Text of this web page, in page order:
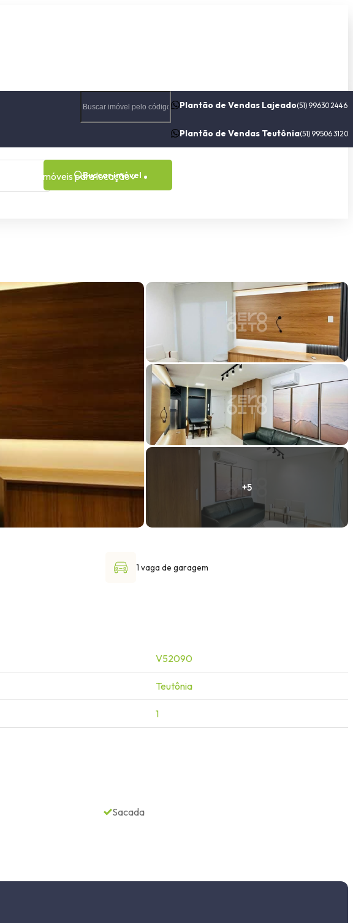
Plantão de Vendas Lajeado(51) 99630 2446
Plantão de Vendas Teutônia(51) 99506 3120
Imóveis para locação
Buscar imóvel
1 vaga de garagem
V52090
Teutônia
1
Sacada